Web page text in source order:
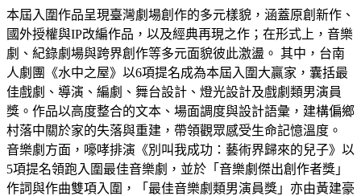
本屆入圍作品呈現臺灣劇場創作的多元樣貌，涵蓋原創新作、
國外授權與IP改編作品，以及經典再現之作；在形式上，音樂
劇、紀錄劇場與跨界創作等多元面貌彼此激盪。 其中，台南
人劇團《水中之屋》以6項提名成為本屆入圍大贏家，囊括最
佳戲劇、導演、編劇、舞台設計、燈光設計及戲劇類男演員
獎。作品以高度整合的文本、場面調度與設計語彙，建構偏鄉
村落中關於家的失落與重建，帶領觀眾感受生命記憶溫度。
音樂劇方面，嚎哮排演《別叫我成功：藝術界歸來的兒子》以
5項提名領跑入圍最佳音樂劇，並於「音樂劇傑出創作者獎」
作詞與作曲雙項入圍，「最佳音樂劇類男演員獎」亦由黃建豪